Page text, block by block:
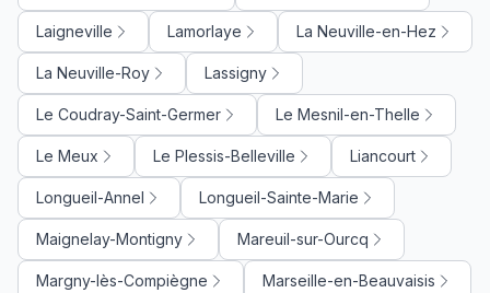
Laigneville Lamorlaye La Neuville-en-Hez
La Neuville-Roy Lassigny
Le Coudray-Saint-Germer Le Mesnil-en-Thelle
Le Meux Le Plessis-Belleville Liancourt
Longueil-Annel Longueil-Sainte-Marie
Maignelay-Montigny Mareuil-sur-Ourcq
Margny-lès-Compiègne Marseille-en-Beauvaisis